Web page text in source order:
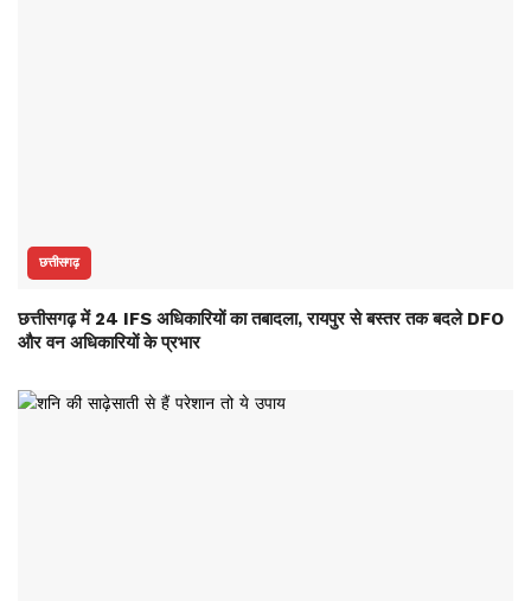
छत्तीसगढ़
छत्तीसगढ़ में 24 IFS अधिकारियों का तबादला, रायपुर से बस्तर तक बदले DFO
और वन अधिकारियों के प्रभार